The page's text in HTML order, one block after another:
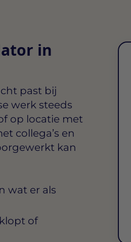
in
past bij
werk steeds
op locatie met
collega’s en
kan
wat er als
of